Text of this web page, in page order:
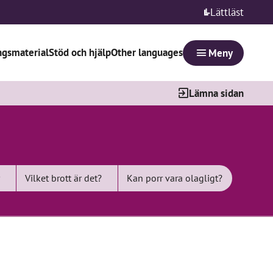
Lättläst
Stöd och hjälpOther languages Meny
Lämna sidan
Vilket brott är det? Kan porr vara olagligt?